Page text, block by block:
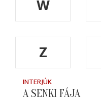
W
Z
INTERJÚK
A SENKI FÁJA